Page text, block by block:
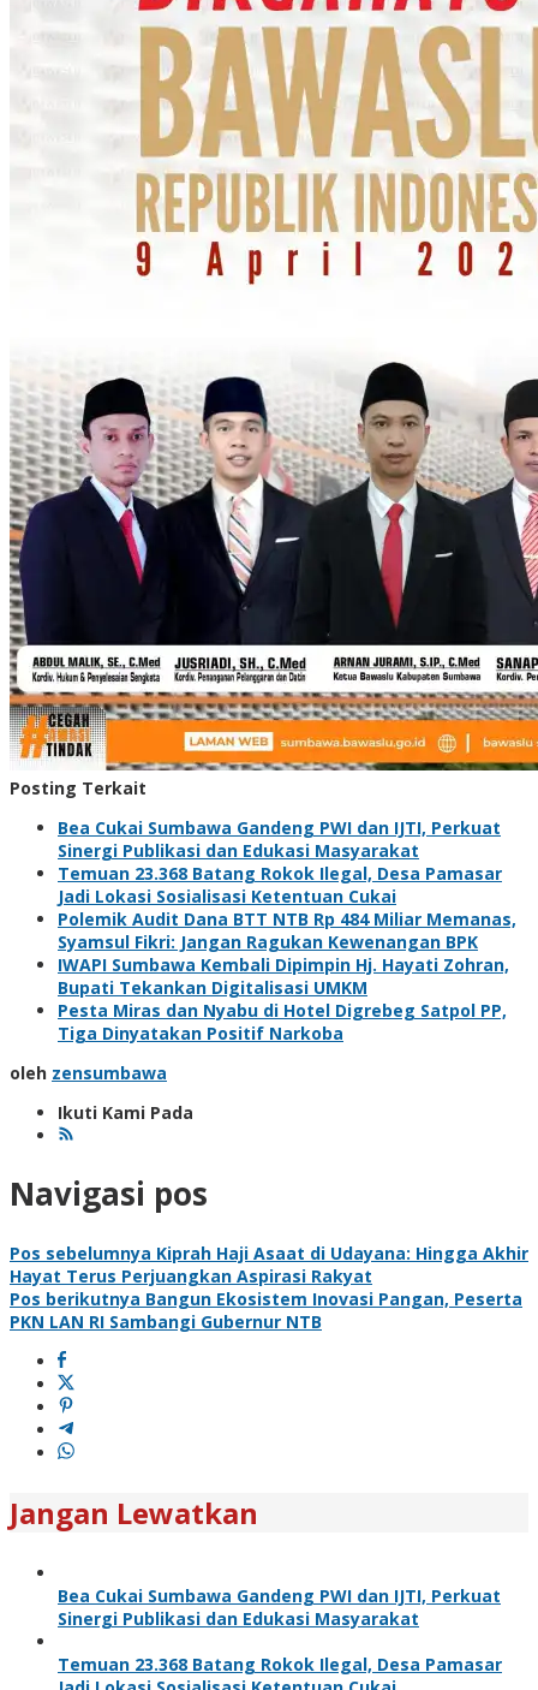
Posting Terkait
Bea Cukai Sumbawa Gandeng PWI dan IJTI, Perkuat
Sinergi Publikasi dan Edukasi Masyarakat
Temuan 23.368 Batang Rokok Ilegal, Desa Pamasar
Jadi Lokasi Sosialisasi Ketentuan Cukai
Polemik Audit Dana BTT NTB Rp 484 Miliar Memanas,
Syamsul Fikri: Jangan Ragukan Kewenangan BPK
IWAPI Sumbawa Kembali Dipimpin Hj. Hayati Zohran,
Bupati Tekankan Digitalisasi UMKM
Pesta Miras dan Nyabu di Hotel Digrebeg Satpol PP,
Tiga Dinyatakan Positif Narkoba
oleh zensumbawa
Ikuti Kami Pada
Navigasi pos
Pos sebelumnya Kiprah Haji Asaat di Udayana: Hingga Akhir
Hayat Terus Perjuangkan Aspirasi Rakyat
Pos berikutnya Bangun Ekosistem Inovasi Pangan, Peserta
PKN LAN RI Sambangi Gubernur NTB
Jangan Lewatkan
Bea Cukai Sumbawa Gandeng PWI dan IJTI, Perkuat
Sinergi Publikasi dan Edukasi Masyarakat
Temuan 23.368 Batang Rokok Ilegal, Desa Pamasar